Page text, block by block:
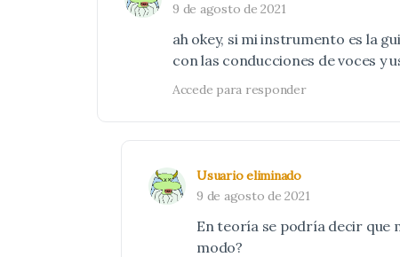
9 de agosto de 2021
ah okey, si mi instrumento es la
con las conducciones de voces y
Accede para responder
Usuario eliminado
9 de agosto de 2021
En teoría se podría decir que
modo?